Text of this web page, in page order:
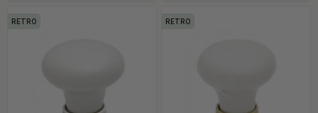
RETRO RETRO